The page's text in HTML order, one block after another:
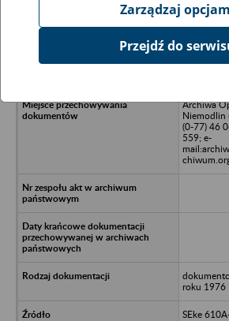
Ukryj wszystkie pozycje bazy
Archiwa
Niemodlin
(0-77) 46
559; e-
roku 1976
SEke
Zarządzaj
Przejdź do